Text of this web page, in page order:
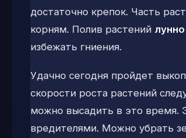
достаточно крепок. Часть
корням. Полив растений
избежать гниения.
Удачно сегодня пройдет
скорости роста растений
можно высадить в это время.
вредителями. Можно убрать